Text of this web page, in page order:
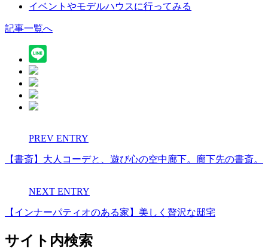
イベントやモデルハウスに行ってみる
記事一覧へ
PREV ENTRY
【書斎】大人コーデと、遊び心の空中廊下。廊下先の書斎。
NEXT ENTRY
【インナーパティオのある家】美しく贅沢な邸宅
サイト内検索